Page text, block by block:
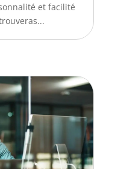
et facilité